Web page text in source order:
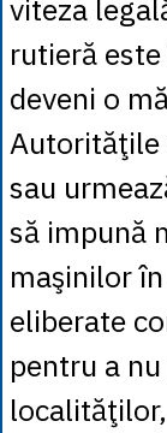
viteza
rutieră
deveni o
Autorităţile
sau
să impună
maşinilor
eliberate
pentru a